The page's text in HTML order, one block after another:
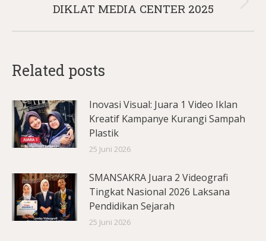
Next
DIKLAT MEDIA CENTER 2025
Related posts
Inovasi Visual: Juara 1 Video Iklan
Kreatif Kampanye Kurangi Sampah
Plastik
25 Juni 2026
SMANSAKRA Juara 2 Videografi
Tingkat Nasional 2026 Laksana
Pendidikan Sejarah
25 Juni 2026